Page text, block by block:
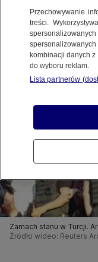
23.10.2016, 11:51
Udostępnij
Zamach stanu w Turcji.
Źródło wideo: Reuters
Przechowywanie
treści.
kombinacji danych
do wyboru reklam.
Lista partnerów